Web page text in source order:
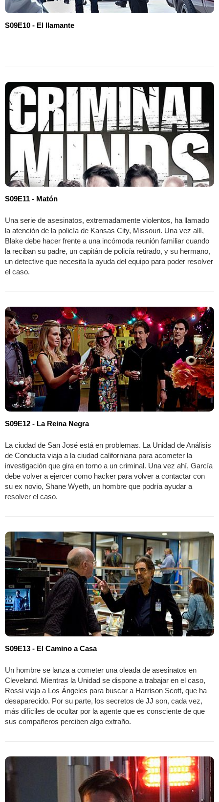
S09E10 - El llamante
S09E11 - Matón
Una serie de asesinatos, extremadamente violentos, ha llamado
la atención de la policía de Kansas City, Missouri. Una vez allí,
Blake debe hacer frente a una incómoda reunión familiar cuando
la reciban su padre, un capitán de policía retirado, y su hermano,
un detective que necesita la ayuda del equipo para poder resolver
el caso.
S09E12 - La Reina Negra
La ciudad de San José está en problemas. La Unidad de Análisis
de Conducta viaja a la ciudad californiana para acometer la
investigación que gira en torno a un criminal. Una vez ahí, García
debe volver a ejercer como hacker para volver a contactar con
su ex novio, Shane Wyeth, un hombre que podría ayudar a
resolver el caso.
S09E13 - El Camino a Casa
Un hombre se lanza a cometer una oleada de asesinatos en
Cleveland. Mientras la Unidad se dispone a trabajar en el caso,
Rossi viaja a Los Ángeles para buscar a Harrison Scott, que ha
desaparecido. Por su parte, los secretos de JJ son, cada vez,
más difíciles de ocultar por la agente que es consciente de que
sus compañeros perciben algo extraño.